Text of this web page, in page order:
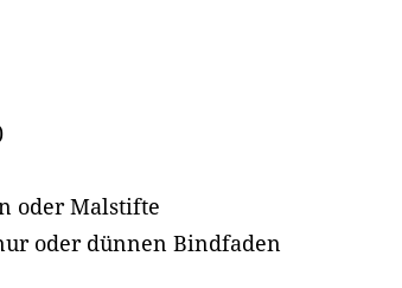
oder Malstifte
oder dünnen Bindfaden